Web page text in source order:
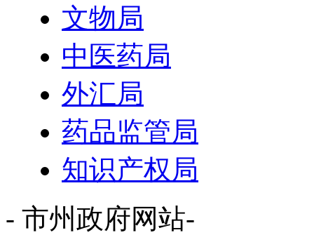
文物局
中医药局
外汇局
药品监管局
知识产权局
- 市州政府网站-